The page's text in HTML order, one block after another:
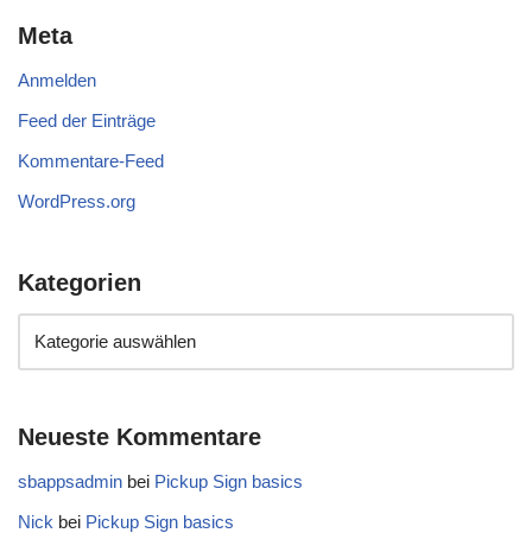
Meta
Anmelden
Feed der Einträge
Kommentare-Feed
WordPress.org
Kategorien
Neueste Kommentare
sbappsadmin bei Pickup Sign basics
Nick bei Pickup Sign basics